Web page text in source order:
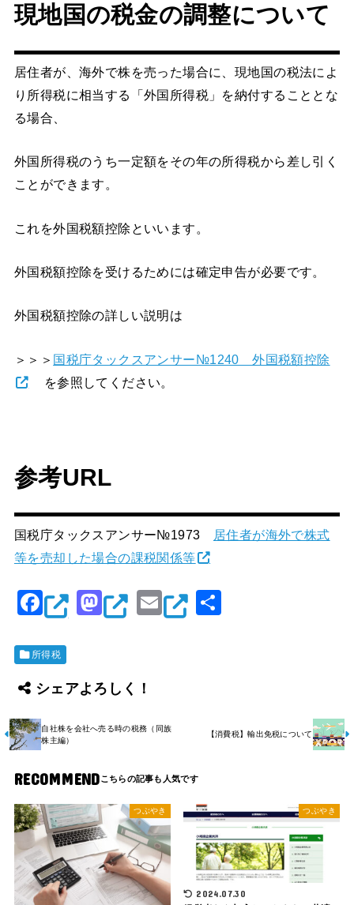
現地国の税金の調整について
居住者が、海外で株を売った場合に、現地国の税法によ
り所得税に相当する「外国所得税」を納付することとな
る場合、
外国所得税のうち一定額をその年の所得税から差し引く
ことができます。
これを外国税額控除といいます。
外国税額控除を受けるためには確定申告が必要です。
外国税額控除の詳しい説明は
＞＞＞ 国税庁タックスアンサー№1240 外国税額控除
を参照してください。
参考URL
国税庁タックスアンサー№1973
居住者が海外で株式
等を売却した場合の課税関係等
F
a
c
e
b
o
o
k
M
a
o
d
o
E
m
所得税
シェアよろしく！
自社株を会社へ売る時の税務（同族
株主編）
【消費税】輸出免税について
RECOMMEND
つぶやき つぶやき
2024.07.30